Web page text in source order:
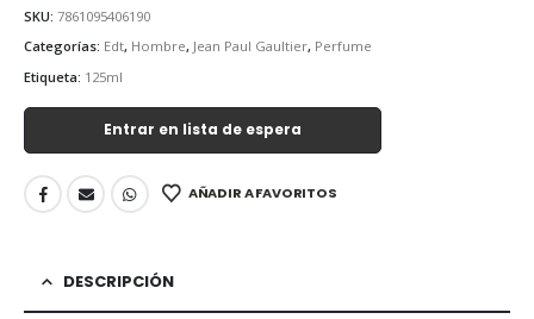
SKU: 7861095406190
Categorías: Edt, Hombre, Jean Paul Gaultier, Perfume
Etiqueta: 125ml
Entrar en lista de espera
AÑADIR A FAVORITOS
DESCRIPCIÓN